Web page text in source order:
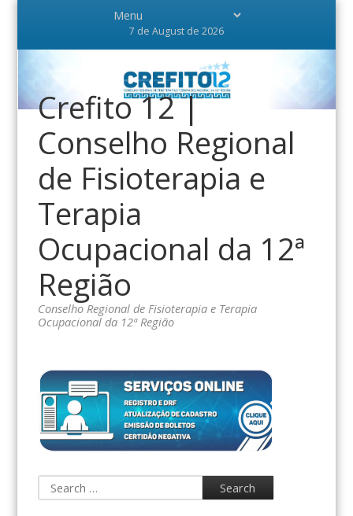
7 de August de 2026
Crefito 12 |
Conselho Regional
de Fisioterapia e
Terapia
Ocupacional da 12ª
Região
Conselho Regional de Fisioterapia e Terapia
Ocupacional da 12ª Região